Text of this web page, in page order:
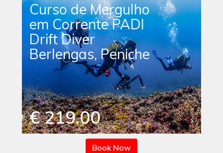
Curso de Mergulho
em Corrente PADI
Drift Diver
Berlengas, Peniche
€ 219.00
Book Now